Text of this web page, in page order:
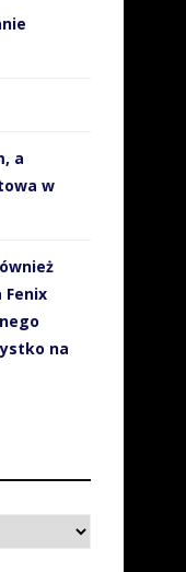
a
w
Fenix
na